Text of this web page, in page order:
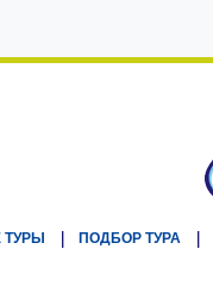
ТУРЫ ПОДБОР ТУРА